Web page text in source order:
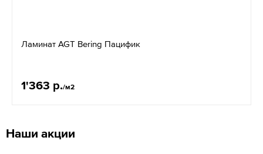
Ламинат AGT Bering Пацифик
1'363 р./м2
Наши акции